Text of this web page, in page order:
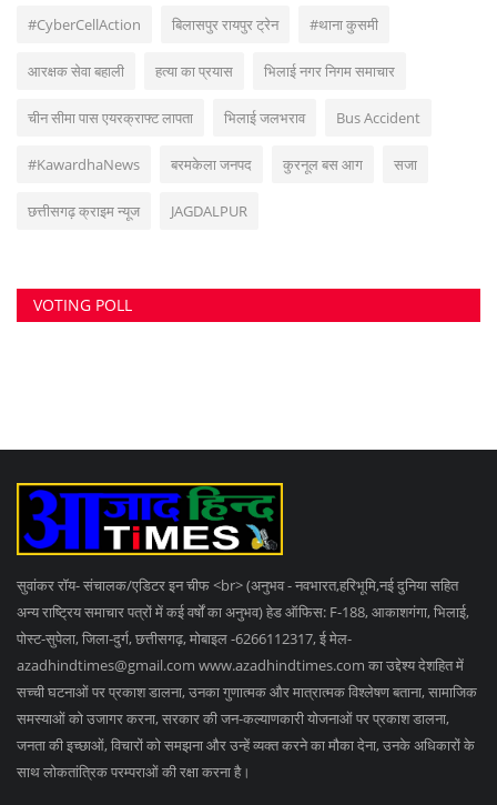
#CyberCellAction बिलासपुर रायपुर ट्रेन #थाना कुसमी
आरक्षक सेवा बहाली हत्या का प्रयास भिलाई नगर निगम समाचार
चीन सीमा पास एयरक्राफ्ट लापता भिलाई जलभराव Bus Accident
#KawardhaNews बरमकेला जनपद कुरनूल बस आग सजा
छत्तीसगढ़ क्राइम न्यूज JAGDALPUR
VOTING POLL
सुवांकर रॉय- संचालक/एडिटर इन चीफ <br> (अनुभव - नवभारत,हरिभूमि,नई दुनिया सहित
अन्य राष्ट्रिय समाचार पत्रों में कई वर्षों का अनुभव) हेड ऑफिस: F-188, आकाशगंगा, भिलाई,
पोस्ट-सुपेला, जिला-दुर्ग, छत्तीसगढ़, मोबाइल -6266112317, ई मेल-
azadhindtimes@gmail.com www.azadhindtimes.com का उद्देश्य देशहित में
सच्ची घटनाओं पर प्रकाश डालना, उनका गुणात्मक और मात्रात्मक विश्लेषण बताना, सामाजिक
समस्याओं को उजागर करना, सरकार की जन-कल्याणकारी योजनाओं पर प्रकाश डालना,
जनता की इच्छाओं, विचारों को समझना और उन्हें व्यक्त करने का मौका देना, उनके अधिकारों के
साथ लोकतांत्रिक परम्पराओं की रक्षा करना है।